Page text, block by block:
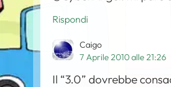
Rispondi
Caigo
7 Aprile 2010 alle 21:26
Il “3.0” dovrebbe